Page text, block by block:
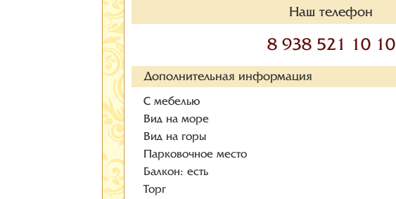
Наш телефон
8 938 521 10 10
Дополнительная информация
С мебелью
Вид на море
Вид на горы
Парковочное место
Балкон: есть
Торг